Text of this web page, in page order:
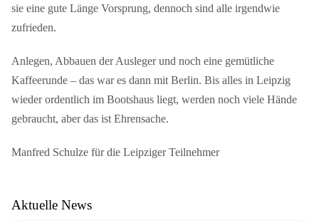
sie eine gute Länge Vorsprung, dennoch sind alle irgendwie
zufrieden.
Anlegen, Abbauen der Ausleger und noch eine gemütliche
Kaffeerunde – das war es dann mit Berlin. Bis alles in Leipzig
wieder ordentlich im Bootshaus liegt, werden noch viele Hände
gebraucht, aber das ist Ehrensache.
Manfred Schulze für die Leipziger Teilnehmer
Aktuelle News